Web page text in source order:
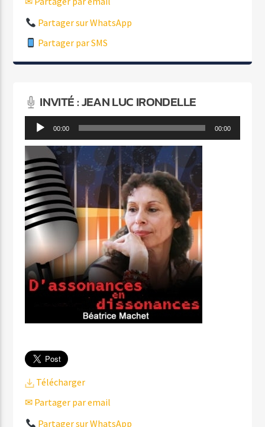
Partager sur WhatsApp
Partager par SMS
INVITÉ : JEAN LUC IRONDELLE
Lecteur
audio
00:00 00:00
Télécharger
✉ Partager par email
Partager sur WhatsApp